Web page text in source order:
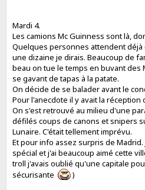
Mardi 4.
Les camions Mc Guinness sont là,
Quelques personnes attendent déjà
une dizaine je dirais. Beaucoup de
beau on tue le temps en buvant des
se gavant de tapas à la patate.
On décide de se balader avant le
Pour l'anecdote il y avait la
On s'est retrouvé au milieu d'une
défilés coups de canons et snipers
Lunaire. C'était tellement imprévu.
Et pour info assez surpris de Madrid.
spécial et j'ai beaucoup aimé cette
troll j'avais oublié qu'une capitale
sécurisante
)